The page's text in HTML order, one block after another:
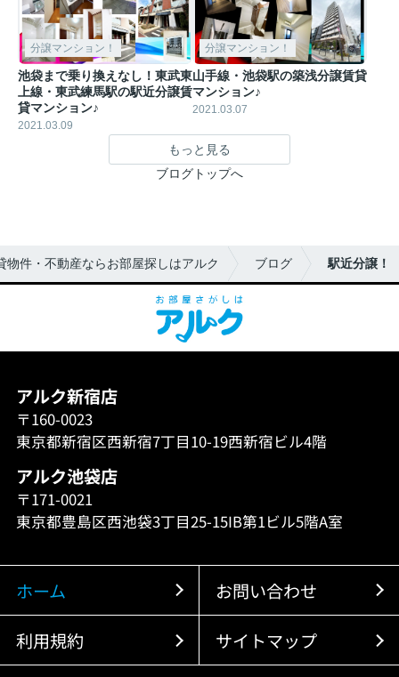
分譲マンション！
池袋まで乗り換えなし！東武東
上線・東武練馬駅の駅近分譲賃
貸マンション♪
2021.03.09
分譲マンション！
山手線・池袋駅の築浅分譲賃貸
マンション♪
2021.03.07
もっと見る
ブログトップへ
物件・不動産ならお部屋探しはアルク ブログ 駅近分譲！
アルク新宿店
〒160-0023
東京都新宿区西新宿7丁目10-19西新宿ビル4階
アルク池袋店
〒171-0021
東京都豊島区西池袋3丁目25-15IB第1ビル5階A室
ホーム お問い合わせ
利用規約 サイトマップ